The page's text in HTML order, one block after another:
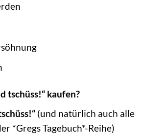
tschüss!“ kaufen?
(und natürlich auch alle
*Gregs Tagebuch*-Reihe)